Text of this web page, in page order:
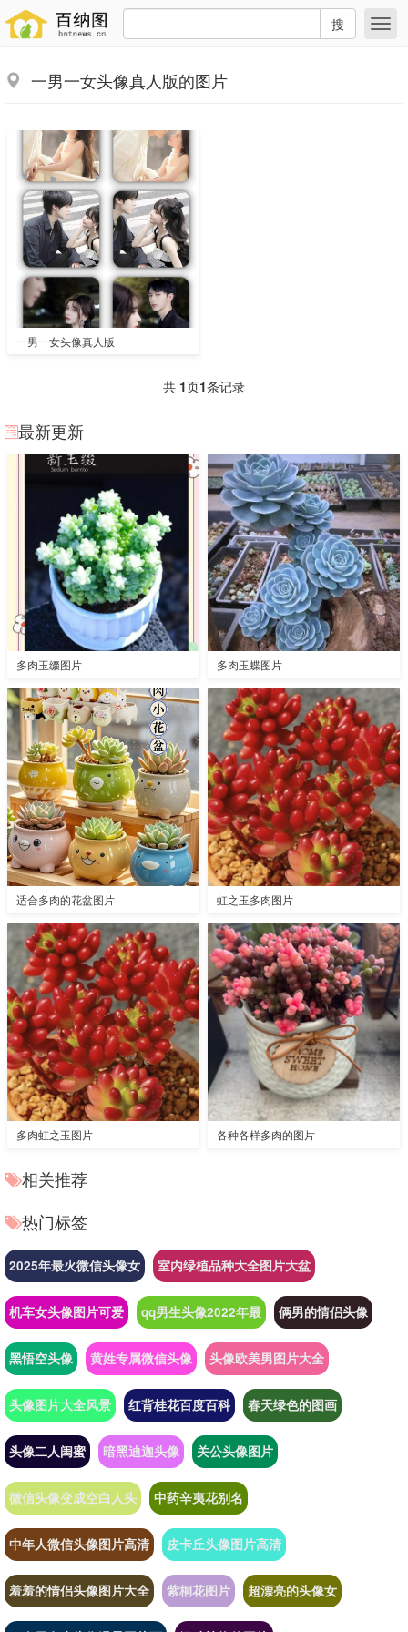
搜
一男一女头像真人版的图片
一男一女头像真人版
共 1页1条记录
最新更新
多肉玉缀图片 多肉玉蝶图片
适合多肉的花盆图片 虹之玉多肉图片
多肉虹之玉图片 各种各样多肉的图片
相关推荐
热门标签
2025年最火微信头像女 室内绿植品种大全图片大盆
机车女头像图片可爱 qq男生头像2022年最 俩男的情侣头像
黑悟空头像 黄姓专属微信头像 头像欧美男图片大全
头像图片大全风景 红背桂花百度百科 春天绿色的图画
头像二人闺蜜 暗黑迪迦头像 关公头像图片
微信头像变成空白人头 中药辛夷花别名
中年人微信头像图片高清 皮卡丘头像图片高清
羞羞的情侣头像图片大全 紫桐花图片 超漂亮的头像女